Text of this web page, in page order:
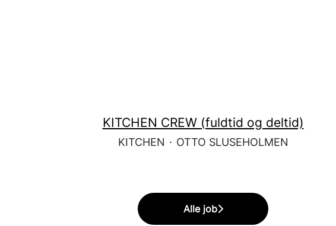
KITCHEN CREW (fuldtid og deltid)
KITCHEN · OTTO SLUSEHOLMEN
Alle job